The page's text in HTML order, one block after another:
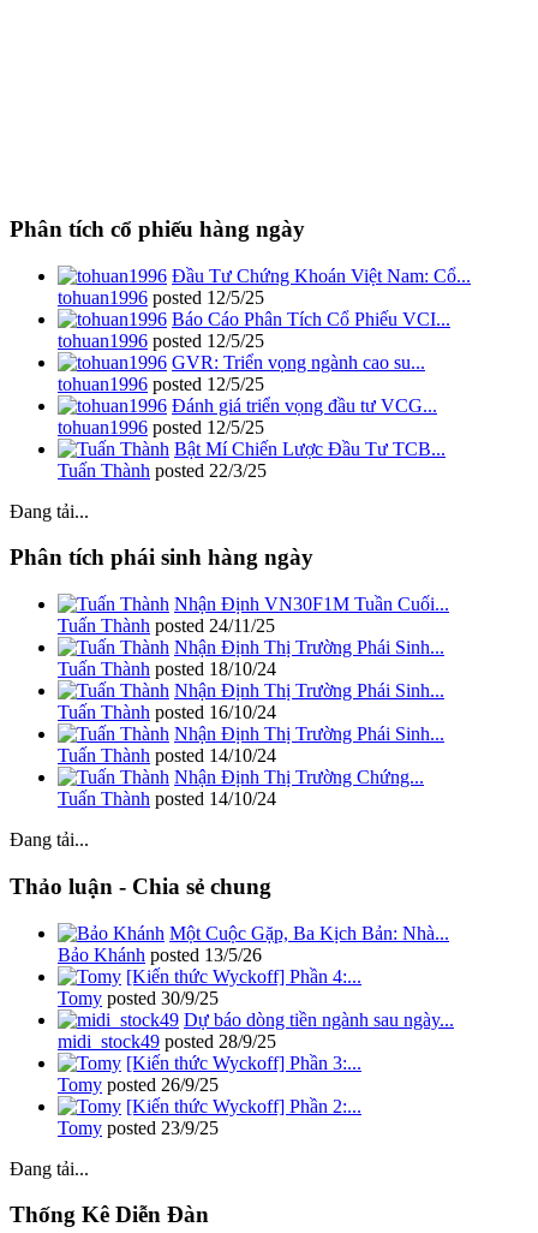
Phân tích cổ phiếu hàng ngày
Đầu Tư Chứng Khoán Việt Nam: Cổ...
tohuan1996 posted 12/5/25
Báo Cáo Phân Tích Cổ Phiếu VCI...
tohuan1996 posted 12/5/25
GVR: Triển vọng ngành cao su...
tohuan1996 posted 12/5/25
Đánh giá triển vọng đầu tư VCG...
tohuan1996 posted 12/5/25
Bật Mí Chiến Lược Đầu Tư TCB...
Tuấn Thành posted 22/3/25
Đang tải...
Phân tích phái sinh hàng ngày
Nhận Định VN30F1M Tuần Cuối...
Tuấn Thành posted 24/11/25
Nhận Định Thị Trường Phái Sinh...
Tuấn Thành posted 18/10/24
Nhận Định Thị Trường Phái Sinh...
Tuấn Thành posted 16/10/24
Nhận Định Thị Trường Phái Sinh...
Tuấn Thành posted 14/10/24
Nhận Định Thị Trường Chứng...
Tuấn Thành posted 14/10/24
Đang tải...
Thảo luận - Chia sẻ chung
Một Cuộc Gặp, Ba Kịch Bản: Nhà...
Bảo Khánh posted 13/5/26
[Kiến thức Wyckoff] Phần 4:...
Tomy posted 30/9/25
Dự báo dòng tiền ngành sau ngày...
midi_stock49 posted 28/9/25
[Kiến thức Wyckoff] Phần 3:...
Tomy posted 26/9/25
[Kiến thức Wyckoff] Phần 2:...
Tomy posted 23/9/25
Đang tải...
Thống Kê Diễn Đàn